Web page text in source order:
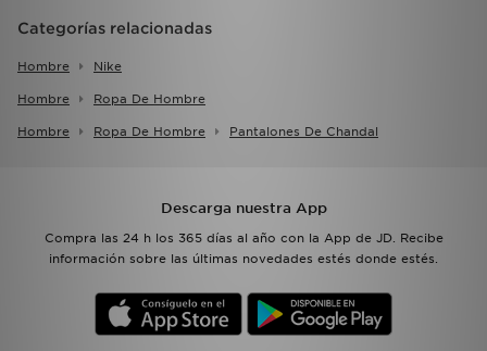
Categorías relacionadas
Hombre Nike
Hombre Ropa De Hombre
Hombre Ropa De Hombre Pantalones De Chandal
Descarga nuestra App
Compra las 24 h los 365 días al año con la App de JD. Recibe
información sobre las últimas novedades estés donde estés.